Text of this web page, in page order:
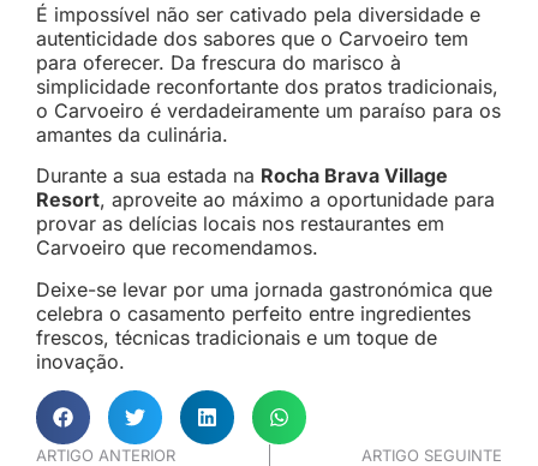
É impossível não ser cativado pela diversidade e
autenticidade dos sabores que o Carvoeiro tem
para oferecer. Da frescura do marisco à
simplicidade reconfortante dos pratos tradicionais,
o Carvoeiro é verdadeiramente um paraíso para os
amantes da culinária.
Durante a sua estada na Rocha Brava Village
Resort, aproveite ao máximo a oportunidade para
provar as delícias locais nos restaurantes em
Carvoeiro que recomendamos.
Deixe-se levar por uma jornada gastronómica que
celebra o casamento perfeito entre ingredientes
frescos, técnicas tradicionais e um toque de
inovação.
ARTIGO ANTERIOR ARTIGO SEGUINTE